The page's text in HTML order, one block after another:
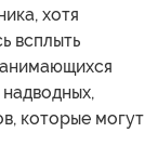
хотя
всплыть
которые могут